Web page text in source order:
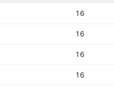
16
16
16
16